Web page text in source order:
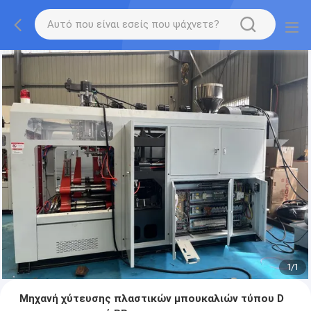
1/1
Μηχανή χύτευσης πλαστικών μπουκαλιών τύπου D